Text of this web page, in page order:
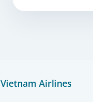
Vietnam Airlines